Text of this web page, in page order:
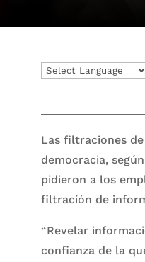
Las filtraciones
democracia,
pidieron a los
filtración de
“Revelar
confianza de la